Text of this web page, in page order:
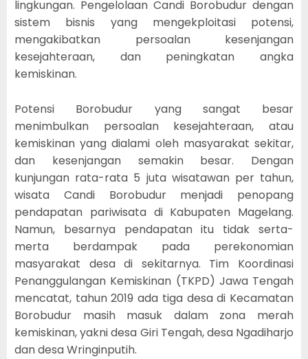
lingkungan. Pengelolaan Candi Borobudur dengan
sistem bisnis yang mengekploitasi potensi,
mengakibatkan persoalan kesenjangan
kesejahteraan, dan peningkatan angka
kemiskinan.
Potensi Borobudur yang sangat besar
menimbulkan persoalan kesejahteraan, atau
kemiskinan yang dialami oleh masyarakat sekitar,
dan kesenjangan semakin besar. Dengan
kunjungan rata-rata 5 juta wisatawan per tahun,
wisata Candi Borobudur menjadi penopang
pendapatan pariwisata di Kabupaten Magelang.
Namun, besarnya pendapatan itu tidak serta-
merta berdampak pada perekonomian
masyarakat desa di sekitarnya. Tim Koordinasi
Penanggulangan Kemiskinan (TKPD) Jawa Tengah
mencatat, tahun 2019 ada tiga desa di Kecamatan
Borobudur masih masuk dalam zona merah
kemiskinan, yakni desa Giri Tengah, desa Ngadiharjo
dan desa Wringinputih.